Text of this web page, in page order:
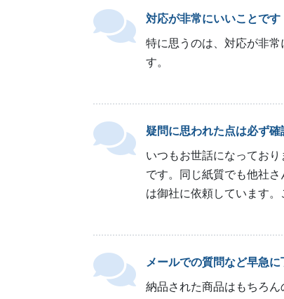
対応が非常にいいことです
特に思うのは、対応が非
す。
疑問に思われた点は必ず
いつもお世話になってお
です。同じ紙質でも他社
は御社に依頼しています
メールでの質問など早急
納品された商品はもちろ